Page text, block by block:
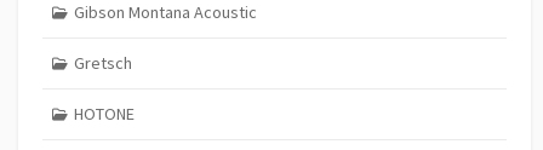
Gibson Montana Acoustic
Gretsch
HOTONE